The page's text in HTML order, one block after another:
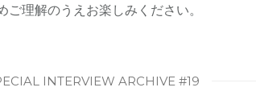
ご理解のうえお楽しみください。
INTERVIEW ARCHIVE #19